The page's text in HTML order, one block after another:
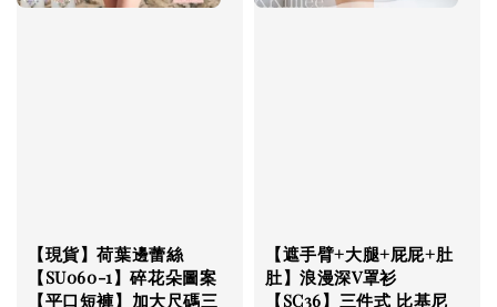
【現貨】荷葉邊蕾絲
【SU060-1】碎花朵圖案
【平口短褲】加大尺碼三
【遮手臂+大腿+屁屁+肚
肚】浪漫深V罩衫
【SC36】三件式 比基尼